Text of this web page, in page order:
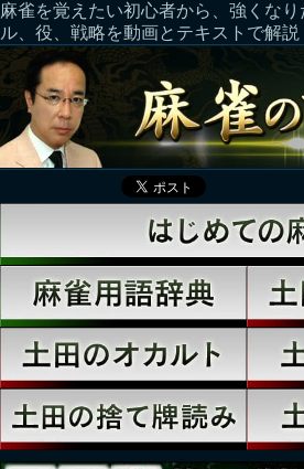
麻雀を覚えたい初心者から、強くな
ル、役、戦略を動画とテキストで解説